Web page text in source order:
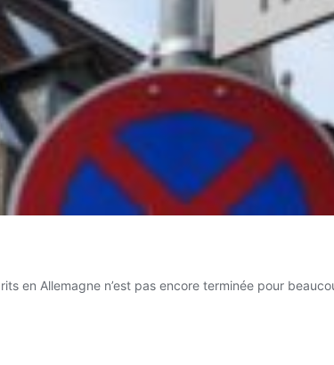
en Allemagne n’est pas encore terminée pour